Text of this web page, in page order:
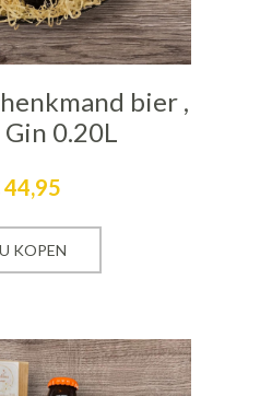
bier ,
0.20L
44,95
KOPEN